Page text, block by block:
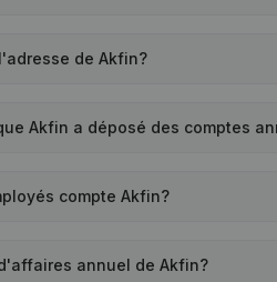
de Akfin?
Akfin a déposé des comptes
compte Akfin?
annuel de Akfin?